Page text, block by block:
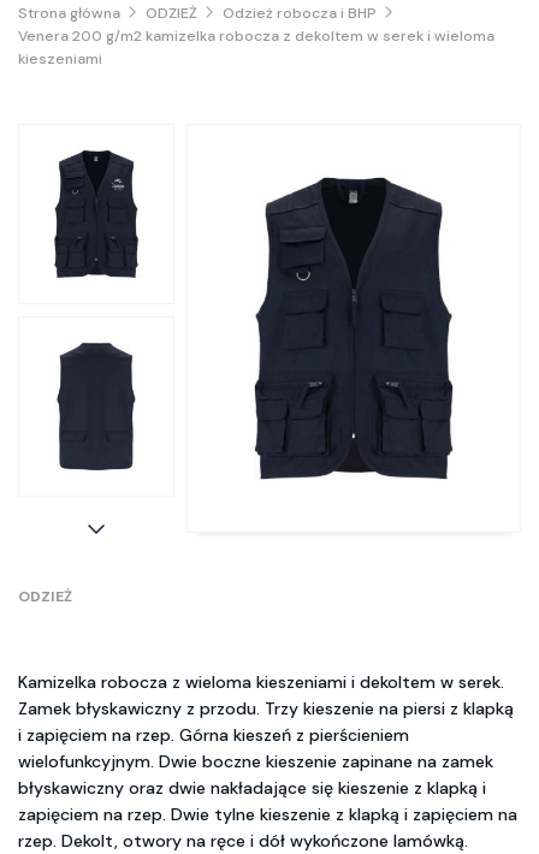
Strona główna ODZIEŻ
Odzież robocza i BHP
Venera 200 g/m2 kamizelka robocza z dekoltem w serek i wieloma
kieszeniami
ODZIEŻ
Kamizelka robocza z wieloma kieszeniami i dekoltem w serek.
Zamek błyskawiczny z przodu. Trzy kieszenie na piersi z klapką
i zapięciem na rzep. Górna kieszeń z pierścieniem
wielofunkcyjnym. Dwie boczne kieszenie zapinane na zamek
błyskawiczny oraz dwie nakładające się kieszenie z klapką i
zapięciem na rzep. Dwie tylne kieszenie z klapką i zapięciem na
rzep. Dekolt, otwory na ręce i dół wykończone lamówką.